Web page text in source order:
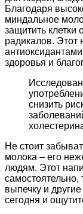
Благодаря
миндальное
защитить клетки
радикалов. Этот
здоровья и
снизить
Не стоит
молока – его
людям. Этот
самостоятельно,
выпечку и
сегодня и